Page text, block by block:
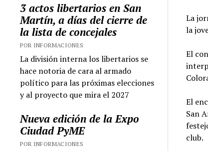
3 actos libertarios en San
Martín, a días del cierre de
la lista de concejales
POR INFORMACIONES
La división interna los libertarios se
hace notoria de cara al armado
político para las próximas elecciones
y al proyecto que mira el 2027
Nueva edición de la Expo
Ciudad PyME
POR INFORMACIONES
La
la
El
El
San
club.